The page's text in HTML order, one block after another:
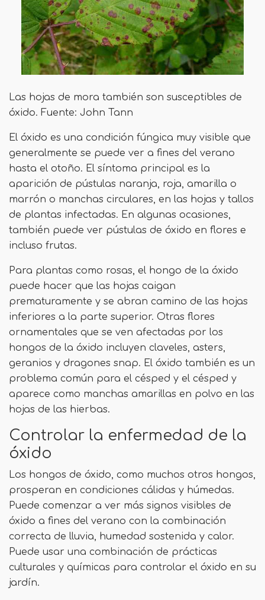
Las hojas de mora también son susceptibles de
óxido. Fuente: John Tann
El óxido es una condición fúngica muy visible que
generalmente se puede ver a fines del verano
hasta el otoño. El síntoma principal es la
aparición de pústulas naranja, roja, amarilla o
marrón o manchas circulares, en las hojas y tallos
de plantas infectadas. En algunas ocasiones,
también puede ver pústulas de óxido en flores e
incluso frutas.
Para plantas como rosas, el hongo de la óxido
puede hacer que las hojas caigan
prematuramente y se abran camino de las hojas
inferiores a la parte superior. Otras flores
ornamentales que se ven afectadas por los
hongos de la óxido incluyen claveles, asters,
geranios y dragones snap. El óxido también es un
problema común para el césped y el césped y
aparece como manchas amarillas en polvo en las
hojas de las hierbas.
Controlar la enfermedad de la
óxido
Los hongos de óxido, como muchos otros hongos,
prosperan en condiciones cálidas y húmedas.
Puede comenzar a ver más signos visibles de
óxido a fines del verano con la combinación
correcta de lluvia, humedad sostenida y calor.
Puede usar una combinación de prácticas
culturales y químicas para controlar el óxido en su
jardín.